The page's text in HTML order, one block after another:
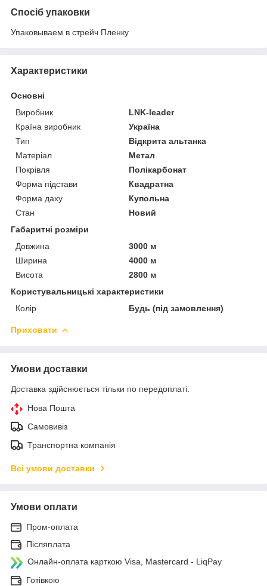
Спосіб упаковки
Упаковываем в стрейч Пленку
Характеристики
Основні
Виробник
LNK-leader
Країна виробник
Україна
Тип
Відкрита альтанка
Матеріал
Метал
Покрівля
Полікарбонат
Форма підстави
Квадратна
Форма даху
Купольна
Стан
Новий
Габаритні розміри
Довжина
3000 м
Ширина
4000 м
Висота
2800 м
Користувальницькі характеристики
Колір
Будь (під замовлення)
Приховати
Умови доставки
Доставка здійснюється тільки по передоплаті.
Нова Пошта
Самовивіз
Транспортна компанія
Всі умови доставки
Умови оплати
Пром-оплата
Післяплата
Онлайн-оплата карткою Visa, Mastercard - LiqPay
Готівкою